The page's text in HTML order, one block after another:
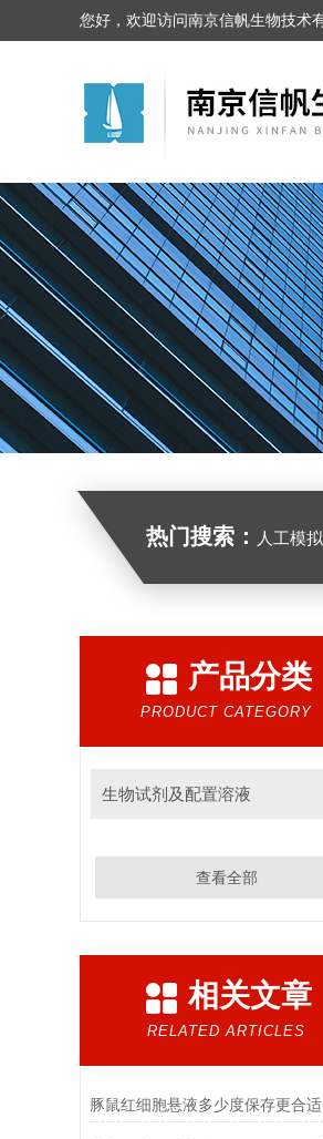
您好，欢迎访问南京信帆生物技术
热门搜索： 人工模
产品分类
PRODUCT CATEGORY
生物试剂及配置溶液
查看全部
相关文章
RELATED ARTICLES
豚鼠红细胞悬液多少度保存更合适